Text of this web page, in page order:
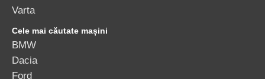
Varta
Cele mai căutate mașini
BMW
Dacia
Ford